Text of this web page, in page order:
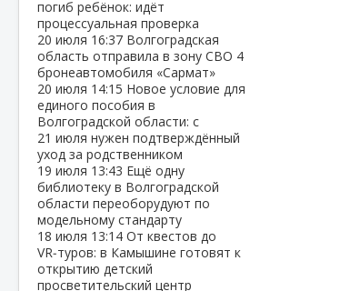
погиб ребёнок: идёт
процессуальная проверка
20 июля 16:37 Волгоградская
область отправила в зону СВО 4
бронеавтомобиля «Сармат»
20 июля 14:15 Новое условие для
единого пособия в
Волгоградской области: с
21 июля нужен подтверждённый
уход за родственником
19 июля 13:43 Ещё одну
библиотеку в Волгоградской
области переоборудуют по
модельному стандарту
18 июля 13:14 От квестов до
VR‑туров: в Камышине готовят к
открытию детский
просветительский центр